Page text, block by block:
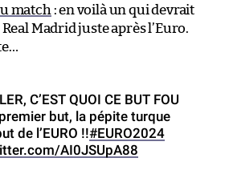
match : en voilà un qui devrait
Madrid juste après l’Euro.
C’EST QUOI CE BUT FOU
but, la pépite turque
de l’EURO !!#EURO2024
AI0JSUpA88